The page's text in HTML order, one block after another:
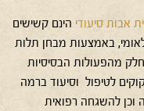
אבות סיעודי הינם קשישים
באמצעות מבחן תלות
מהפעולות הבסיסיות
לטיפול וסיעוד ברמה
24 שעות ביממה וכן להשגחה רפואית